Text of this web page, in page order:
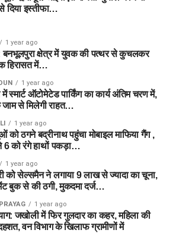
दिया इस्तीफा…
1 year ago
बनभूलपुरा क्षेत्र में युवक की पत्थर से कुचलकर
हिरासत में…
1 year ago
में स्मार्ट ऑटोमेटेड पार्किंग का कार्य अंतिम चरण में,
से मिलेगी राहत…
1 year ago
को ठगने बद्रीनाथ पहुंचा मोबाइल माफिया गैंग ,
6 को रंगे हाथों पकड़ा…
1 year ago
को सेल्समैन ने लगाया 9 लाख से ज्यादा का चूना,
बुक से की ठगी, मुकदमा दर्ज…
1 year ago
जखोली में फिर गुलदार का कहर, महिला की
वन विभाग के खिलाफ ग्रामीणों में